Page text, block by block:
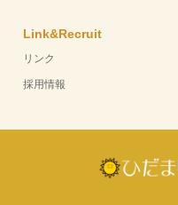
Link&Recruit
リンク
採用情報